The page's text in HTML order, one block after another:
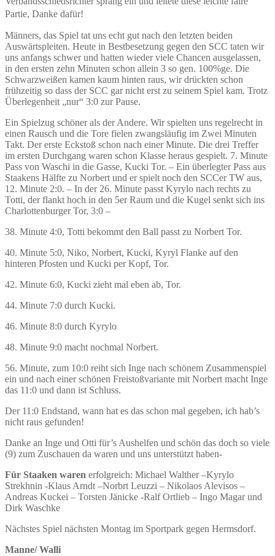
Partie, Danke dafür!
Männers, das Spiel tat uns echt gut nach den letzten beiden
Auswärtspleiten. Heute in Bestbesetzung gegen den SCC taten wir
uns anfangs schwer und hatten wieder viele Chancen ausgelassen,
in den ersten zehn Minuten schon allein 3 so gen. 100%ge. Die
Schwarzweißen kamen kaum hinten raus, wir drückten schon
frühzeitig so dass der SCC gar nicht erst zu seinem Spiel kam. Trotz
Überlegenheit „nur“ 3:0 zur Pause.
Ein Spielzug schöner als der Andere. Wir spielten uns regelrecht in
einen Rausch und die Tore fielen zwangsläufig im Zwei Minuten
Takt. Der erste Eckstoß schon nach einer Minute. Die drei Treffer
im ersten Durchgang waren schon Klasse heraus gespielt. 7. Minute
Pass von Waschi in die Gasse, Kucki Tor. – Ein überlegter Pass aus
Staakens Hälfte zu Norbert und er spielt noch den SCCer TW aus,
12. Minute 2:0. – In der 26. Minute passt Kyrylo nach rechts zu
Totti, der flankt hoch in den 5er Raum und die Kugel senkt sich ins
Charlottenburger Tor, 3:0 –
38. Minute 4:0, Totti bekommt den Ball passt zu Norbert Tor.
40. Minute 5:0, Niko, Norbert, Kucki, Kyryl Flanke auf den
hinteren Pfosten und Kucki per Kopf, Tor.
42. Minute 6:0, Kucki zieht mal eben ab, Tor.
44. Minute 7:0 durch Kucki.
46. Minute 8:0 durch Kyrylo
48. Minute 9:0 macht nochmal Norbert.
56. Minute, zum 10:0 reiht sich Inge nach schönem Zusammenspiel
ein und nach einer schönen Freistoßvariante mit Norbert macht Inge
das 11:0 und dann ist Schluss.
Der 11:0 Endstand, wann hat es das schon mal gegeben, ich hab’s
nicht raus gefunden!
Danke an Inge und Otti für’s Aushelfen und schön das doch so viele
(9) zum Zuschauen da waren und uns unterstützt haben-
Für Staaken waren erfolgreich: Michael Walther–Kyrylo
Strekhnin -Klaus Arndt –Norbrt Leuzzi – Nikolaos Alevisos –
Andreas Kuckei – Torsten Jänicke -Ralf Ortlieb – Ingo Magar und
Dirk Waschke
Nächstes Spiel nächsten Montag im Sportpark gegen Hermsdorf.
Manne/ Walli